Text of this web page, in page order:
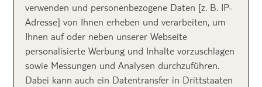
verwenden und personenbezogene Daten [z. B. IP-
Adresse] von Ihnen erheben und verarbeiten, um
Ihnen auf oder neben unserer Webseite
personalisierte Werbung und Inhalte vorzuschlagen
sowie Messungen und Analysen durchzuführen.
Dabei kann auch ein Datentransfer in Drittstaaten